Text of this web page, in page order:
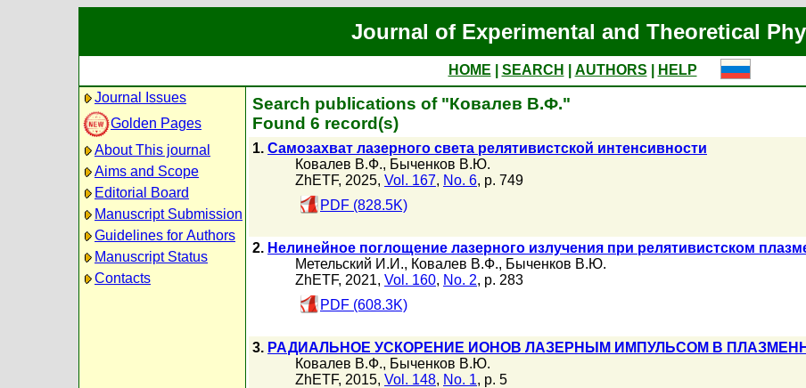
Journal of Experimental and Theoretical
HOME SEARCH AUTHORS
HELP
Journal Issues
Golden Pages
About This journal
Aims and Scope
Editorial Board
Manuscript Submission
Guidelines for Authors
Manuscript Status
Contacts
Search publications of "Ковалев В.Ф."
Found 6 record(s)
1. Самозахват лазерного света релятивистской интенсивности
Ковалев В.Ф., Быченков В.Ю.
ZhETF, 2025, Vol. 167, No. 6, p. 749
PDF (828.5K)
2. Нелинейное поглощение лазерного излучения при релятивистском
Метельский И.И., Ковалев В.Ф., Быченков В.Ю.
ZhETF, 2021, Vol. 160, No. 2, p. 283
PDF (608.3K)
3. РАДИАЛЬНОЕ УСКОРЕНИЕ ИОНОВ ЛАЗЕРНЫМ ИМПУЛЬСОМ В
Ковалев В.Ф., Быченков В.Ю.
ZhETF, 2015, Vol. 148, No. 1, p. 5